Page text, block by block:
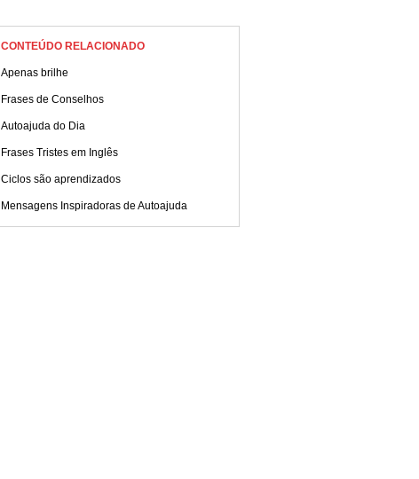
CONTEÚDO RELACIONADO
Apenas brilhe
Frases de Conselhos
Autoajuda do Dia
Frases Tristes em Inglês
Ciclos são aprendizados
Mensagens Inspiradoras de Autoajuda